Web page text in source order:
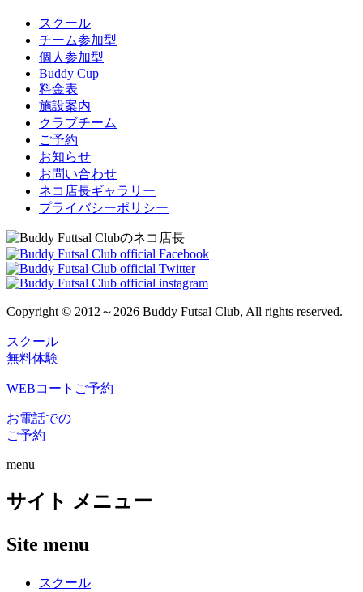
スクール
チーム参加型
個人参加型
Buddy Cup
料金表
施設案内
クラブチーム
ご予約
お知らせ
お問い合わせ
ネコ店長ギャラリー
プライバシーポリシー
Copyright © 2012～2026 Buddy Futsal Club, All rights reserved.
スクール
無料体験
WEBコートご予約
お電話での
ご予約
menu
サイト メニュー
Site menu
スクール